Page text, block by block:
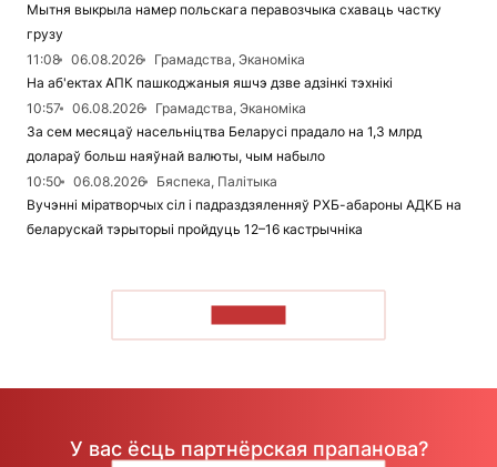
Мытня выкрыла намер польскага перавозчыка схаваць частку
грузу
11:08
06.08.2026
Грамадства, Эканоміка
На аб'ектах АПК пашкоджаныя яшчэ дзве адзінкі тэхнікі
10:57
06.08.2026
Грамадства, Эканоміка
За сем месяцаў насельніцтва Беларусі прадало на 1,3 млрд
долараў больш наяўнай валюты, чым набыло
10:50
06.08.2026
Бяспека, Палітыка
Вучэнні міратворчых сіл і падраздзяленняў РХБ-абароны АДКБ на
беларускай тэрыторыі пройдуць 12–16 кастрычніка
У вас ёсць партнёрская прапанова?